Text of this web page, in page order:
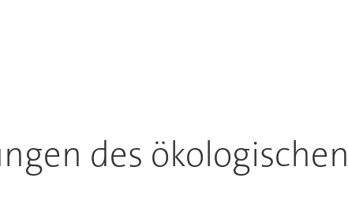
des ökologischen